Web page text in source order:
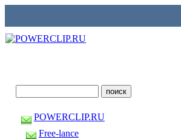
POWERCLIP.RU
Free-lance